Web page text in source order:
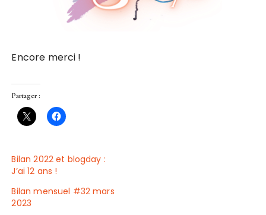
Encore merci !
Partager :
Bilan 2022 et blogday :
J’ai 12 ans !
Bilan mensuel #32 mars
2023